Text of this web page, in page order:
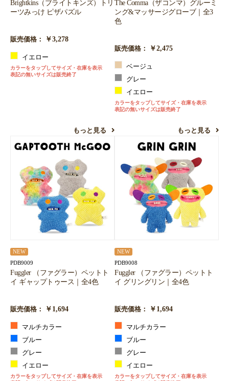
Brightkins（ブライトキンズ）トリ
ーツみっけ ピザパズル
販売価格： ￥3,278
イエロー
カラーをタップしてサイズ・在庫を表示
表記の無いサイズは販売終了
もっと見る
The Comma（ザコンマ）グルーミ
ング&マッサージグローブ｜全3
色
販売価格： ￥2,475
ベージュ
グレー
イエロー
カラーをタップしてサイズ・在庫を表示
表記の無いサイズは販売終了
もっと見る
NEW
PDB9009
Fuggler （ファグラー）ペットト
イ ギャップトゥース｜全4色
販売価格： ￥1,694
マルチカラー
ブルー
グレー
イエロー
カラーをタップしてサイズ・在庫を表示
NEW
PDB9008
Fuggler （ファグラー）ペットト
イ グリングリン｜全4色
販売価格： ￥1,694
マルチカラー
ブルー
グレー
イエロー
カラーをタップしてサイズ・在庫を表示